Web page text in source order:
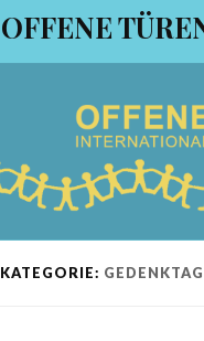
OFFENE
KATEGORIE: